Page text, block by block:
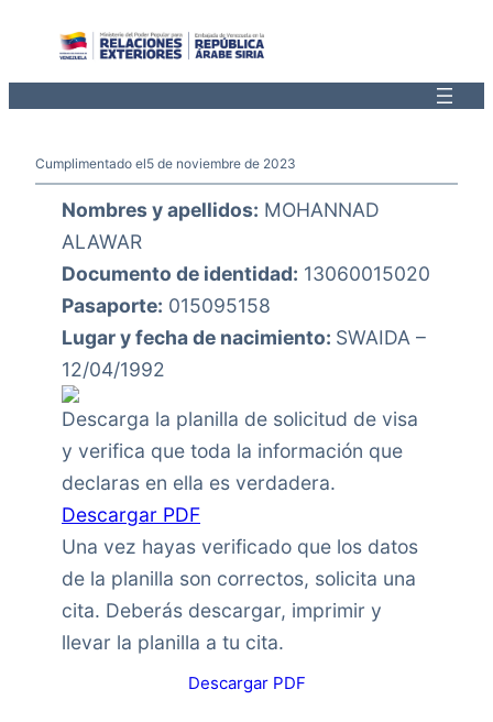
Cumplimentado el5 de noviembre de 2023
Nombres y apellidos: MOHANNAD
ALAWAR
Documento de identidad: 13060015020
Pasaporte: 015095158
Lugar y fecha de nacimiento: SWAIDA –
12/04/1992
Descarga la planilla de solicitud de visa
y verifica que toda la información que
declaras en ella es verdadera.
Descargar PDF
Una vez hayas verificado que los datos
de la planilla son correctos, solicita una
cita. Deberás descargar, imprimir y
llevar la planilla a tu cita.
Descargar PDF